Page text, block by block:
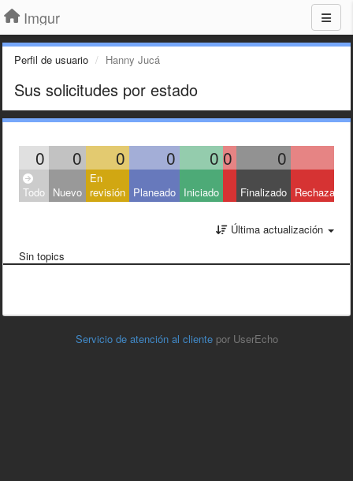
Imgur
Perfil de usuario Hanny Jucá
Sus solicitudes por estado
0 0 0 0 0 0 0
Todo Nuevo
En
revisión Planeado Iniciado Finalizado Rechazado
Última actualización
Sin topics
Servicio de atención al cliente por UserEcho